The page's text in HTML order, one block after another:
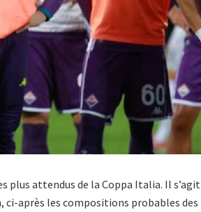
plus attendus de la Coppa Italia. Il s’agit
ci-après les compositions probables des